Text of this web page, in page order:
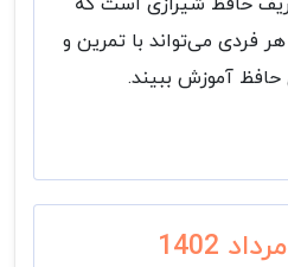
و هر فردی می‌تواند با تمرین و
حافظ آموزش ببیند.